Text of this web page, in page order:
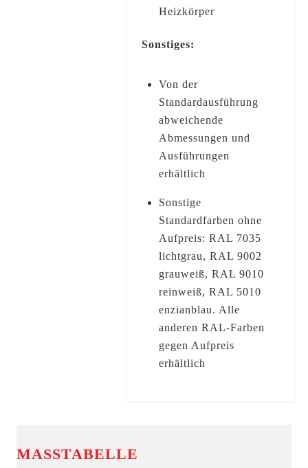
Heizkörper
Sonstiges:
Von der
Standardausführung
abweichende
Abmessungen und
Ausführungen
erhältlich
Sonstige
Standardfarben ohne
Aufpreis: RAL 7035
lichtgrau, RAL 9002
grauweiß, RAL 9010
reinweiß, RAL 5010
enzianblau. Alle
anderen RAL-Farben
gegen Aufpreis
erhältlich
MASSTABELLE